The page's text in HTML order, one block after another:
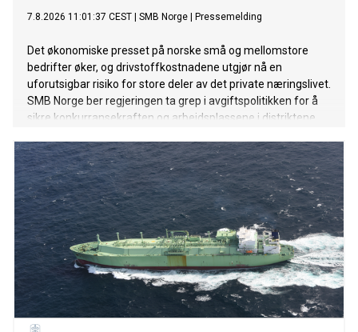
7.8.2026 11:01:37 CEST SMB Norge Pressemelding
Det økonomiske presset på norske små og mellomstore
bedrifter øker, og drivstoffkostnadene utgjør nå en
uforutsigbar risiko for store deler av det private næringslivet.
SMB Norge ber regjeringen ta grep i avgiftspolitikken for å
sikre konkurransekraften og arbeidsplassene i distriktene.